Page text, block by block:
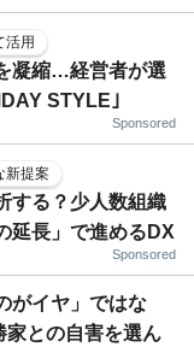
活用
凝縮…経営者が選
STYLE｣
Sponsored
新提案
する？少人数組織
延長」で進めるDX
Sponsored
がイヤ」ではな
家との自害を選ん